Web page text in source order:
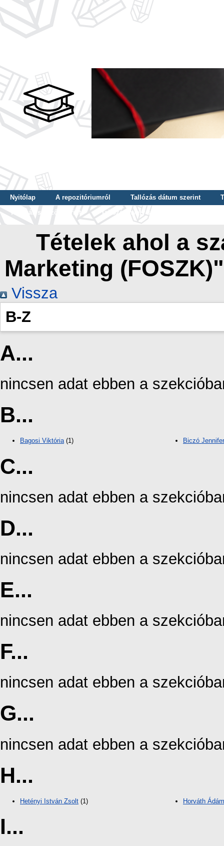
Nyitólap A repozitóriumról Tallózás dátum szerint
Tallózás szerző szerint
Tallózás nyelv szerint
Tételek ahol a
Marketing
Vissza
B-Z
A...
nincsen adat ebben a
B...
Bagosi Viktória(1) Biczó Jennifer
C...
nincsen adat ebben a
D...
nincsen adat ebben a
E...
nincsen adat ebben a
F...
nincsen adat ebben a
G...
nincsen adat ebben a
H...
Hetényi István Zsolt (1) Horváth Ádám
I...